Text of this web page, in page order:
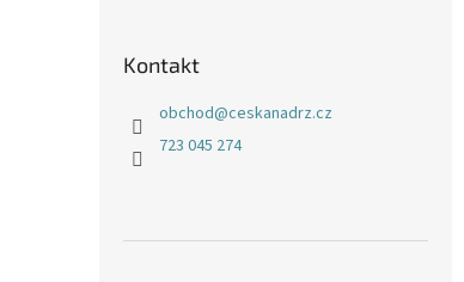
Kontakt
obchod@ceskanadrz.cz
723 045 274